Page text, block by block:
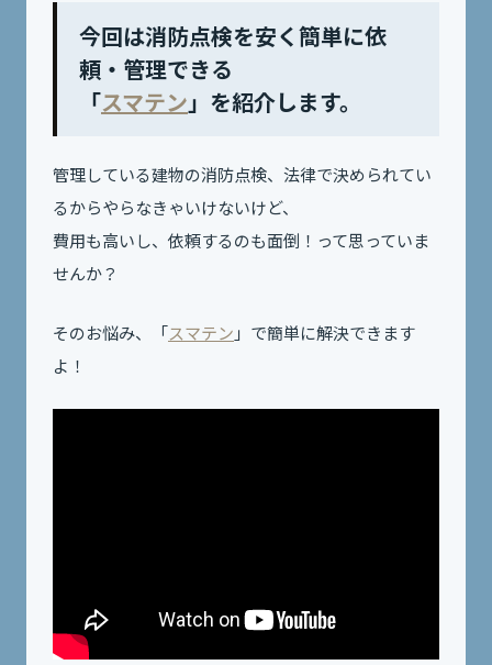
今回は消防点検を安く簡単に依
頼・管理できる
「スマテン」を紹介します。
管理している建物の消防点検、法律で決められてい
るからやらなきゃいけないけど、
費用も高いし、依頼するのも面倒！って思っていま
せんか？
そのお悩み、「スマテン 」で簡単に解決できます
よ！